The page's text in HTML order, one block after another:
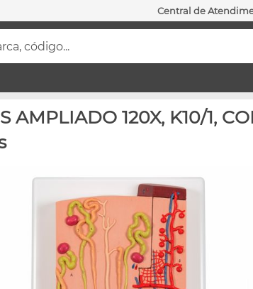
Central de
código...
AMPLIADO 120X, K10/1,